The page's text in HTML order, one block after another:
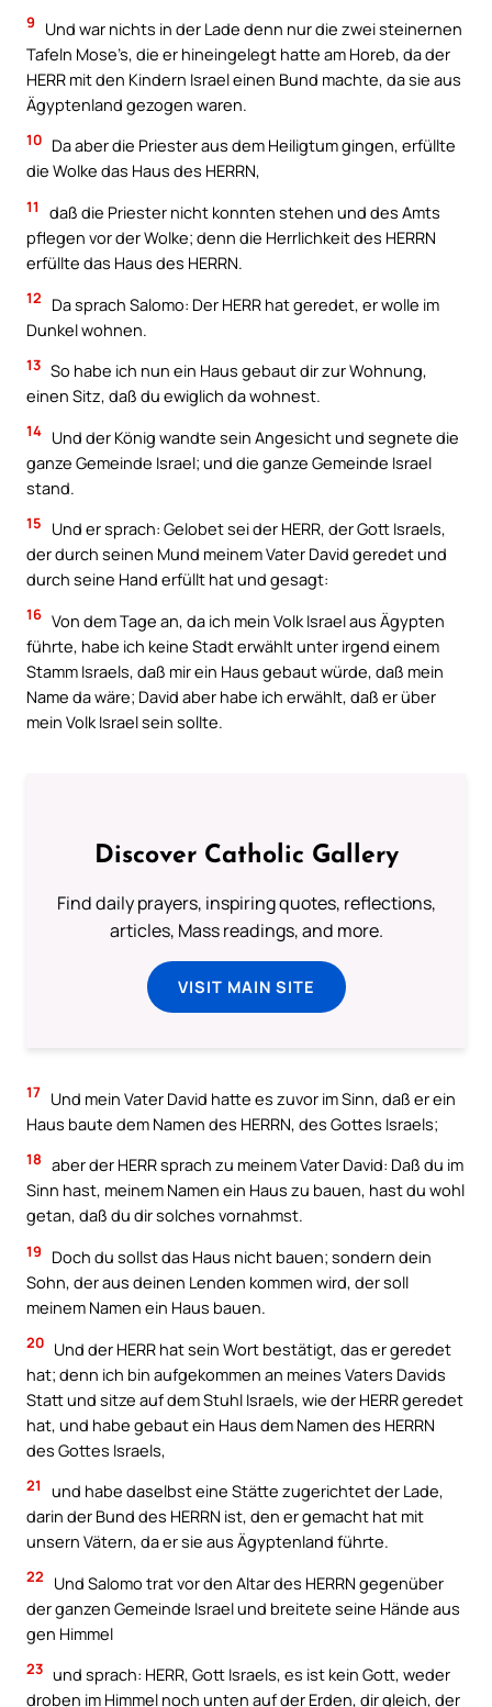
9
Und war nichts in der Lade denn nur die zwei steinernen
Tafeln Mose’s, die er hineingelegt hatte am Horeb, da der
HERR mit den Kindern Israel einen Bund machte, da sie aus
Ägyptenland gezogen waren.
10 Da aber die Priester aus dem Heiligtum gingen, erfüllte
die Wolke das Haus des HERRN,
11
daß die Priester nicht konnten stehen und des Amts
pflegen vor der Wolke; denn die Herrlichkeit des HERRN
erfüllte das Haus des HERRN.
12
Da sprach Salomo: Der HERR hat geredet, er wolle im
Dunkel wohnen.
13 So habe ich nun ein Haus gebaut dir zur Wohnung,
einen Sitz, daß du ewiglich da wohnest.
14 Und der König wandte sein Angesicht und segnete die
ganze Gemeinde Israel; und die ganze Gemeinde Israel
stand.
15
Und er sprach: Gelobet sei der HERR, der Gott Israels,
der durch seinen Mund meinem Vater David geredet und
durch seine Hand erfüllt hat und gesagt:
16 Von dem Tage an, da ich mein Volk Israel aus Ägypten
führte, habe ich keine Stadt erwählt unter irgend einem
Stamm Israels, daß mir ein Haus gebaut würde, daß mein
Name da wäre; David aber habe ich erwählt, daß er über
mein Volk Israel sein sollte.
Discover Catholic Gallery
Find daily prayers, inspiring quotes, reflections,
articles, Mass readings, and more.
VISIT MAIN SITE
17 Und mein Vater David hatte es zuvor im Sinn, daß er ein
Haus baute dem Namen des HERRN, des Gottes Israels;
18 aber der HERR sprach zu meinem Vater David: Daß du im
Sinn hast, meinem Namen ein Haus zu bauen, hast du wohl
getan, daß du dir solches vornahmst.
19
Doch du sollst das Haus nicht bauen; sondern dein
Sohn, der aus deinen Lenden kommen wird, der soll
meinem Namen ein Haus bauen.
20 Und der HERR hat sein Wort bestätigt, das er geredet
hat; denn ich bin aufgekommen an meines Vaters Davids
Statt und sitze auf dem Stuhl Israels, wie der HERR geredet
hat, und habe gebaut ein Haus dem Namen des HERRN
des Gottes Israels,
21
und habe daselbst eine Stätte zugerichtet der Lade,
darin der Bund des HERRN ist, den er gemacht hat mit
unsern Vätern, da er sie aus Ägyptenland führte.
22
Und Salomo trat vor den Altar des HERRN gegenüber
der ganzen Gemeinde Israel und breitete seine Hände aus
gen Himmel
23 und sprach: HERR, Gott Israels, es ist kein Gott, weder
droben im Himmel noch unten auf der Erden, dir gleich, der